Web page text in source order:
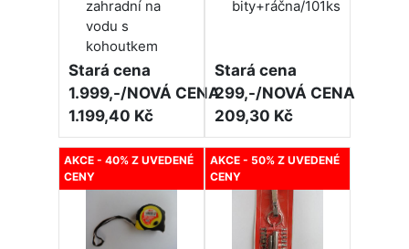
zahradní na
vodu s
kohoutkem
Stará cena
1.999,-/NOVÁ CENA
1.199,40 Kč
bity+ráčna/101ks
Stará cena
299,-/NOVÁ CENA
209,30 Kč
AKCE - 40% Z UVEDENÉ
CENY
AKCE - 50% Z UVEDENÉ
CENY